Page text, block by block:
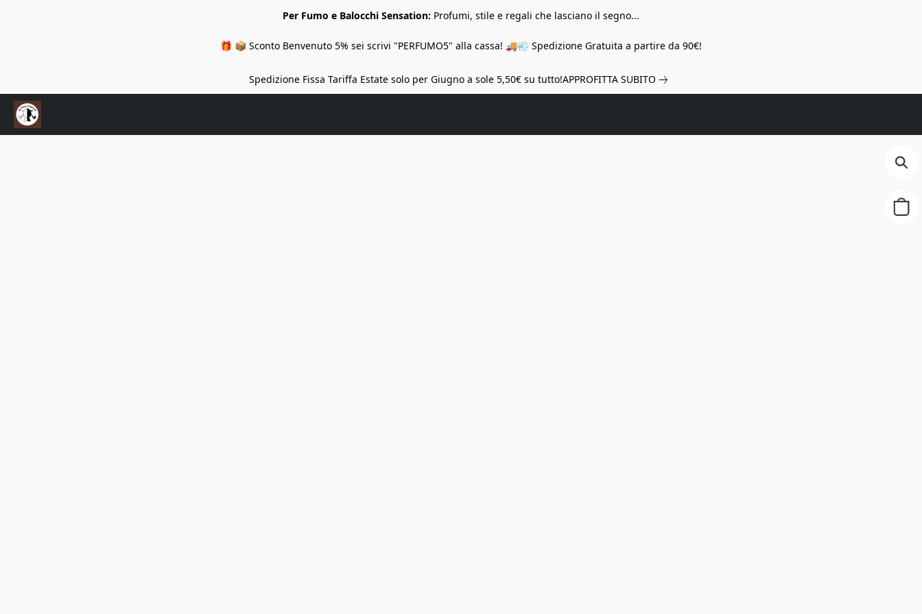
Per Fumo e Balocchi Sensation: Profumi, stile e regali che lasciano il segno...
🎁 📦 Sconto Benvenuto 5% sei scrivi "PERFUMO5" alla cassa! 🚚💨 Spedizione Gratuita a partire da 90€!
Spedizione Fissa Tariffa Estate solo per Giugno a sole 5,50€ su tutto!APPROFITTA SUBITO